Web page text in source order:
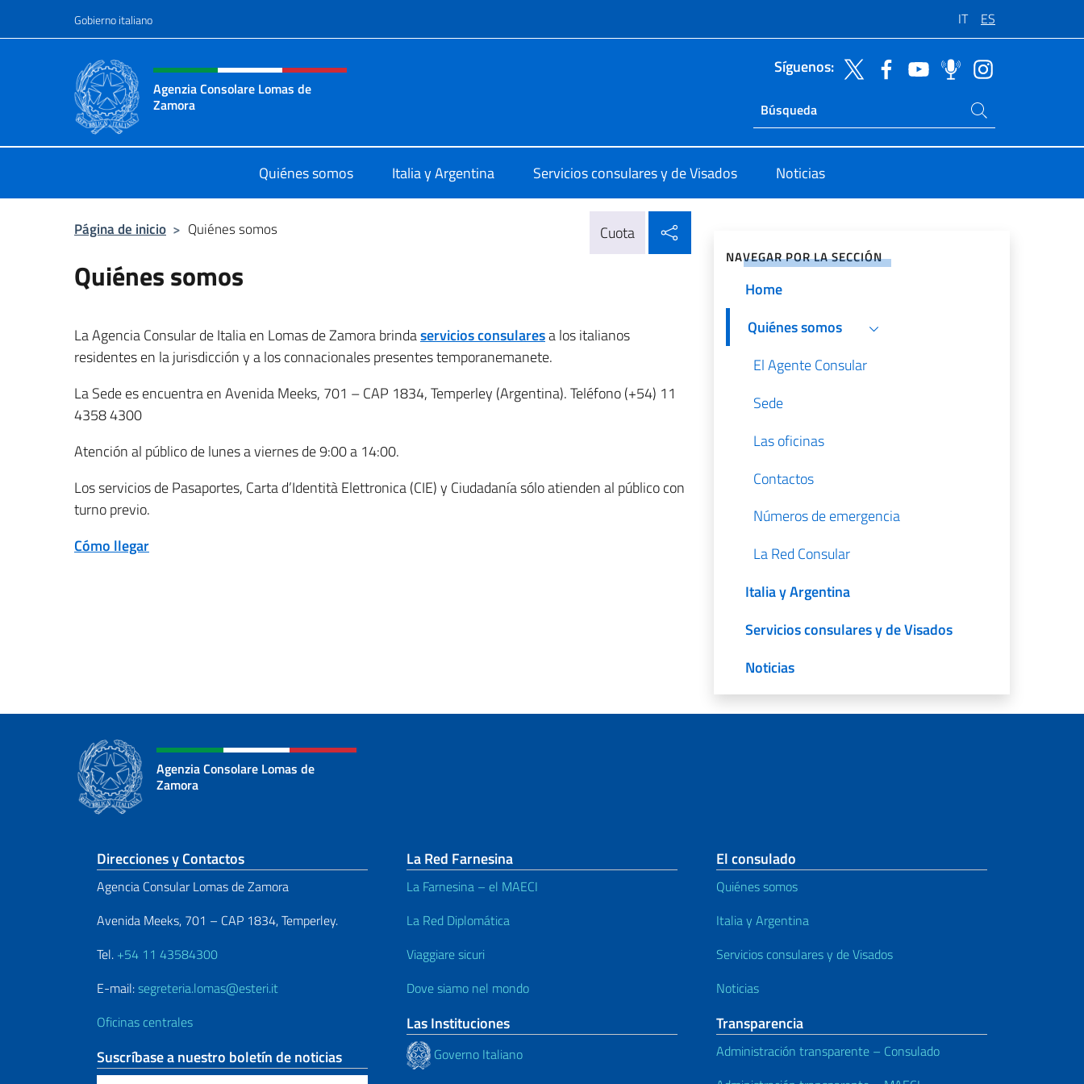
Gobierno italiano IT ES
Encabezado del sitio web, redes sociales y menú
Agenzia Consolare Lomas de
Zamora
Síguenos:
Ricerca sito live
Buscar en el sitio
Quiénes somos Italia y Argentina Servicios consulares y de Visados Noticias
Página de inicio > Quiénes somos Cuota
Quiénes somos
La Agencia Consular de Italia en Lomas de Zamora brindaservicios consularesa los italianos
residentes en la jurisdicción y a los connacionales presentes temporanemanete.
La Sede es encuentra en Avenida Meeks, 701 – CAP 1834, Temperley (Argentina). Teléfono (+54) 11
4358 4300
Atención al público de lunes a viernes de 9:00 a 14:00.
Los servicios de Pasaportes, Carta d’Identità Elettronica (CIE) y Ciudadanía sólo atienden al público con
turno previo.
Cómo llegar
NAVEGAR POR LA SECCIÓN
Home
Quiénes somos
El Agente Consular
Sede
Las oficinas
Contactos
Números de emergencia
La Red Consular
Italia y Argentina
Servicios consulares y de Visados
Noticias
Agenzia Consolare Lomas de
Zamora
Sezione footer
Direcciones y Contactos
Agencia Consular Lomas de Zamora
Avenida Meeks, 701 – CAP 1834, Temperley.
Tel. +54 11 43584300
E-mail:segreteria.lomas@esteri.it
Oficinas centrales
Suscríbase a nuestro boletín de noticias
La Red Farnesina
La Farnesina – el MAECI
La Red Diplomática
Viaggiare sicuri
Dove siamo nel mondo
Las Instituciones
Governo Italiano
El consulado
Quiénes somos
Italia y Argentina
Servicios consulares y de Visados
Noticias
Transparencia
Administración transparente – Consulado